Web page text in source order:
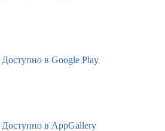
Доступно в Google Play
Доступно в AppGallery